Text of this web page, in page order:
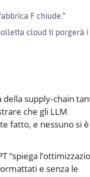
F chiude.”
cloud ti porgerà i
supply‑chain
che gli LLM
fatto, e nessuno si è
“spiega
e senza le